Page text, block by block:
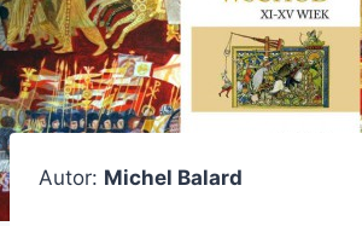
Autor: Michel Balard